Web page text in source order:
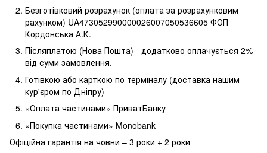
Безготівковий розрахунок (оплата за розрахунковим
рахунком) UA473052990000026007050536605 ФОП
Кордонська А.К.
Післяплатою (Нова Пошта) - додатково оплачується 2%
від суми замовлення.
Готівкою або карткою по терміналу (доставка нашим
кур'єром по Дніпру)
«Оплата частинами» ПриватБанку
«Покупка частинами» Monobank
Офіційна гарантія на човни – 3 роки + 2 роки